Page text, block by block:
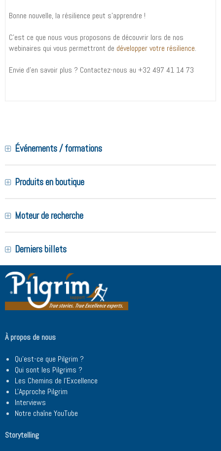
Bonne nouvelle, la résilience peut s’apprendre !
C’est ce que nous vous proposons de découvrir lors de nos
webinaires qui vous permettront de développer votre résilience.
Envie d’en savoir plus ? Contactez-nous au +32 497 41 14 73
Événements / formations
Produits en boutique
Moteur de recherche
Derniers billets
À propos de nous
Qu'est-ce que Pilgrim ?
Qui sont les Pilgrims ?
Les Chemins de l'Excellence
L'Approche Pilgrim
Interviews
Notre chaîne YouTube
Storytelling